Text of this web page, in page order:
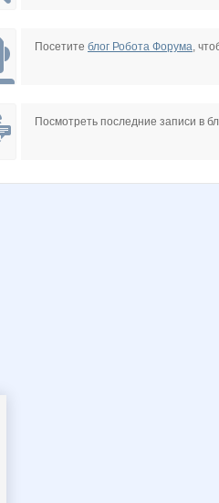
Посетите блог Робота Форума,
Посмотреть последние записи в